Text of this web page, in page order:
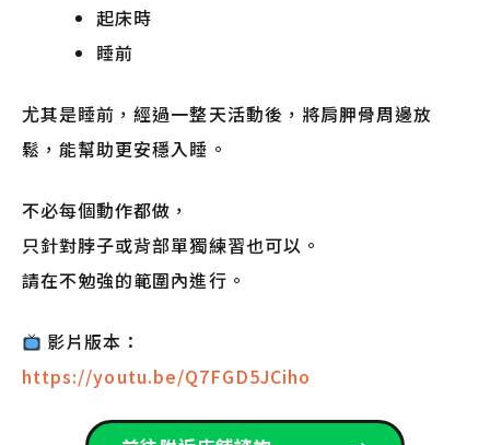
起床時
睡前
尤其是睡前，經過一整天活動後，將肩胛骨周邊放
鬆，能幫助更安穩入睡。
不必每個動作都做，
只針對脖子或背部單獨練習也可以。
請在不勉強的範圍內進行。
影片版本：
https://youtu.be/Q7FGD5JCiho